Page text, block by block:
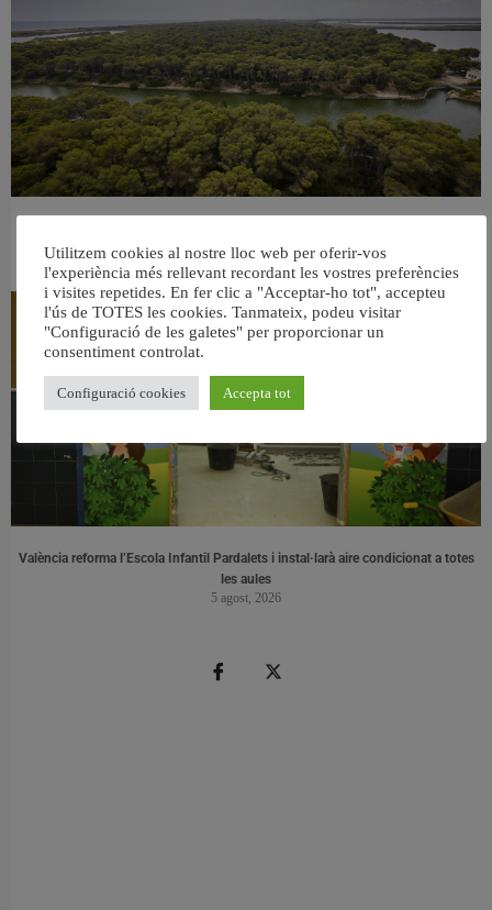
juliol
6 agost, 2026
València reforma l’Escola Infantil Pardalets i instal·larà aire condicionat a totes
les aules
5 agost, 2026
Utilitzem cookies al nostre lloc web per oferir-vos
l'experiència més rellevant recordant les vostres preferències
i visites repetides. En fer clic a "Acceptar-ho tot", accepteu
l'ús de TOTES les cookies. Tanmateix, podeu visitar
"Configuració de les galetes" per proporcionar un
consentiment controlat.
Configuració cookies Accepta tot